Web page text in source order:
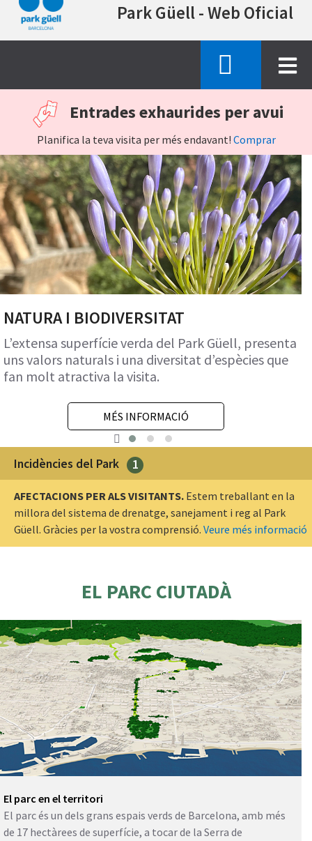
al
Park Güell - Web Oficial
NATURA I BIODIVERSITAT
L’extensa superfície verda del Park Güell, presenta
uns valors naturals i una diversitat d’espècies que
fan molt atractiva la visita.
MÉS INFORMACIÓ
Incidències del Park 1
AFECTACIONS PER ALS VISITANTS. Estem treballant en la
millora del sistema de drenatge, sanejament i reg al Park
Güell. Gràcies per la vostra comprensió. Veure més informació
Entrades exhaurides per avui
Planifica la teva visita per més endavant! Comprar
EL PARC CIUTADÀ
El parc en el territori
El parc és un dels grans espais verds de Barcelona, amb més
de 17 hectàrees de superfície, a tocar de la Serra de